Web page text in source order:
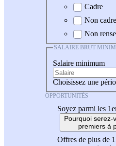
Cadre
Non
Non
SALAIRE BRUT
Salaire minimum
Choisissez une
OPPORTUNITÉS
Soyez parmi les
Pourquoi serez-
premiers à
Offres de plus de